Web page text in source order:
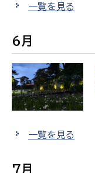
一覧を見る
6月
一覧を見る
7月